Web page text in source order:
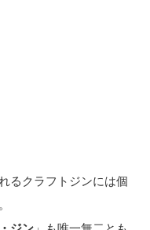
るクラフトジンには個